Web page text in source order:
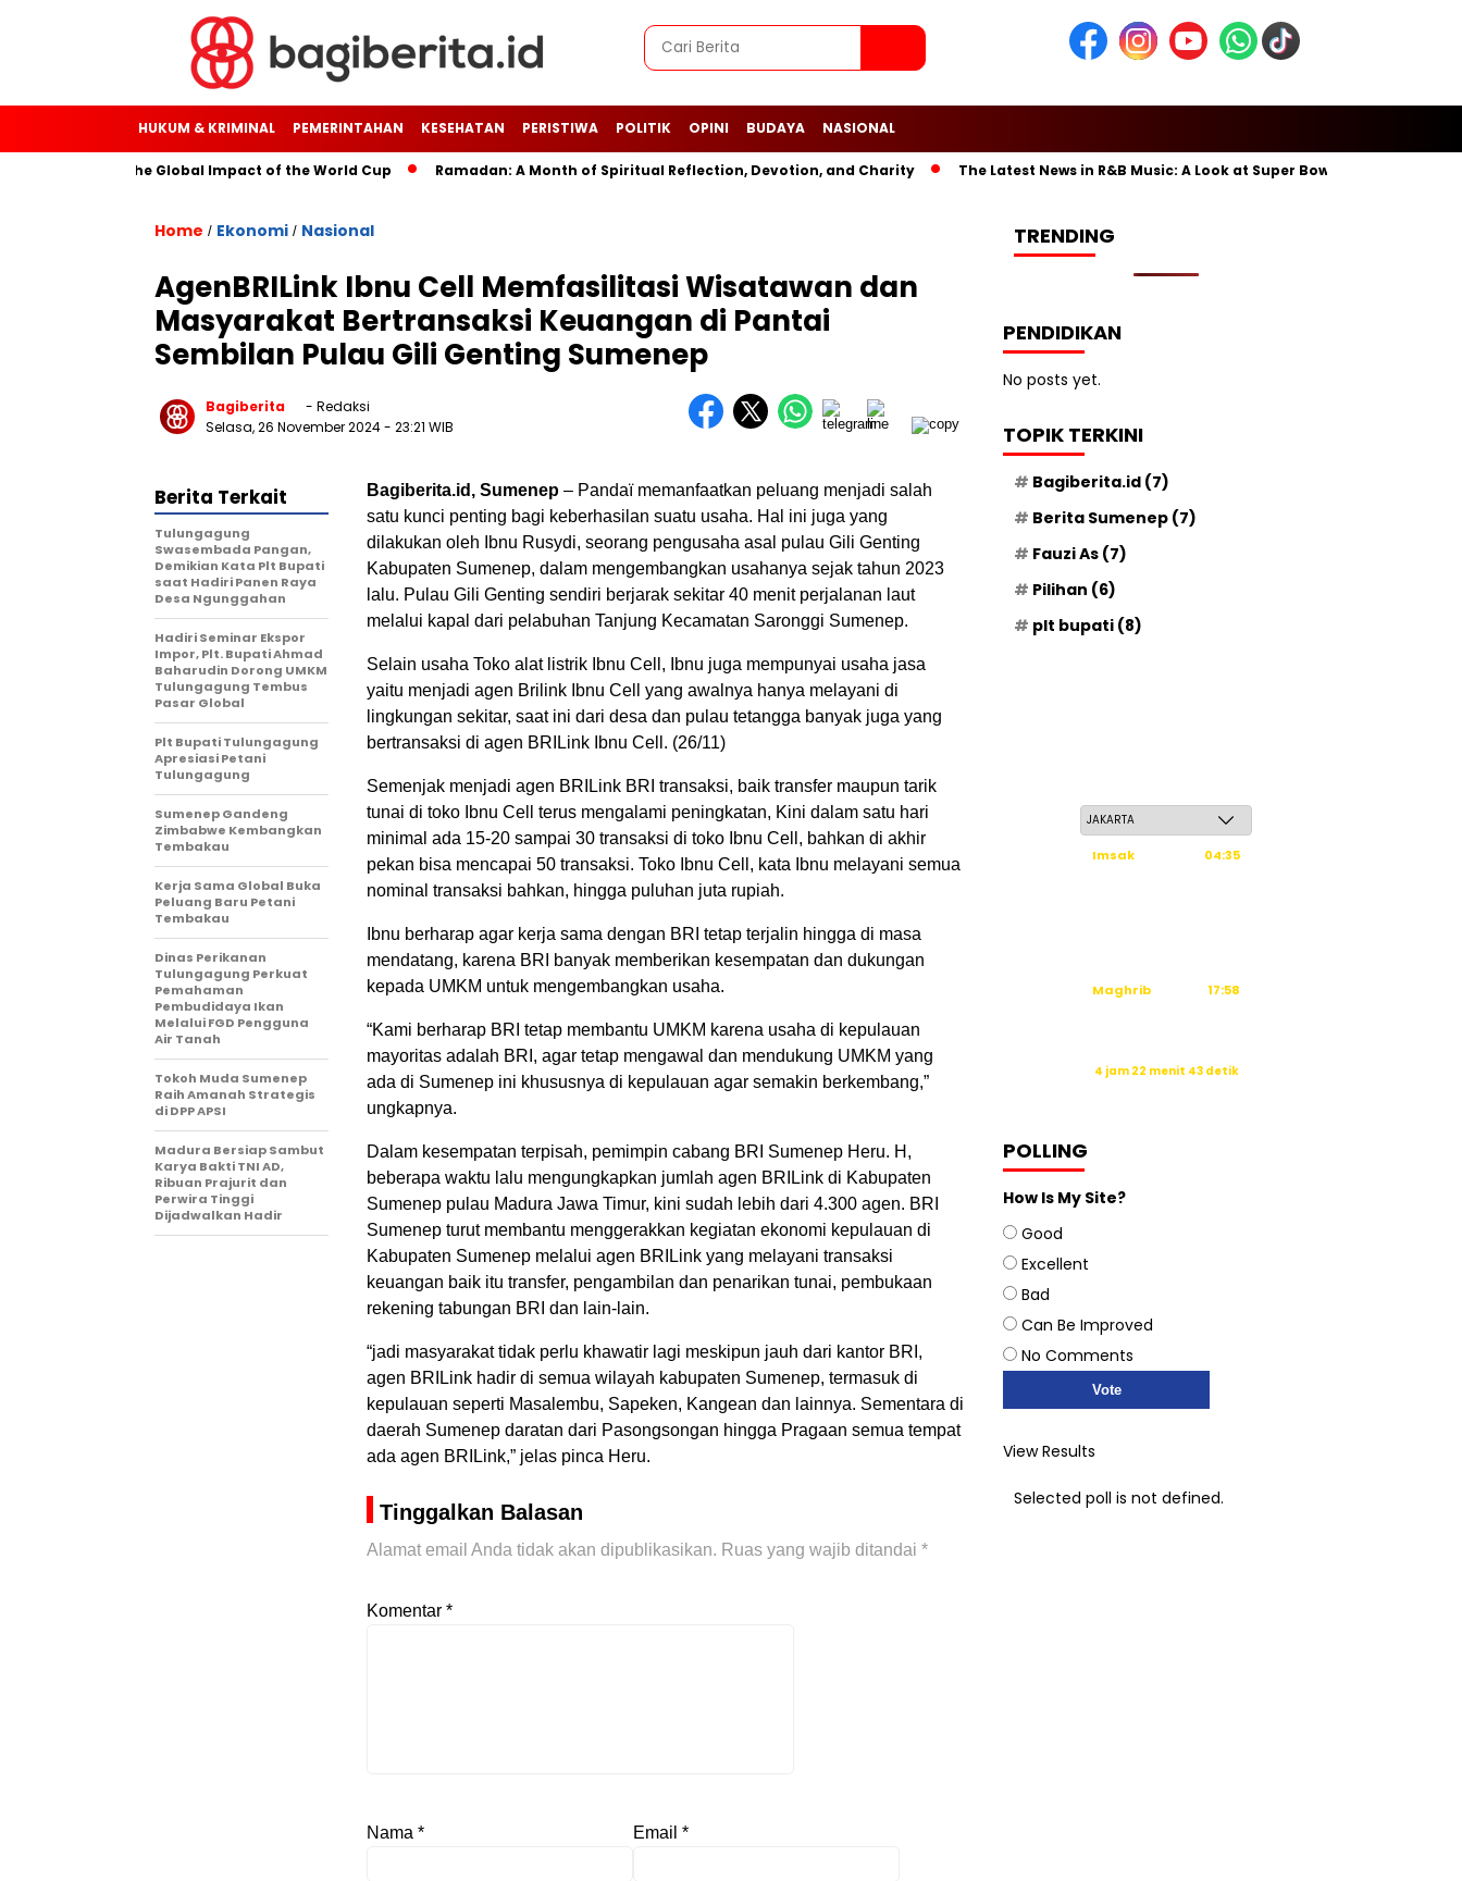
HUKUM & KRIMINAL PEMERINTAHAN KESEHATAN PERISTIWA POLITIK OPINI BUDAYA NASIONAL
Soccer: The Global Impact of the World Cup Ramadan: A Month of Spiritual Reflection, Devotion, and Charity The Latest News in R&B Music: A Look at Super Bowl Performances,
Home / Ekonomi / Nasional
AgenBRILink Ibnu Cell Memfasilitasi Wisatawan dan
Masyarakat Bertransaksi Keuangan di Pantai
Sembilan Pulau Gili Genting Sumenep
Bagiberita
- Redaksi
Selasa, 26 November 2024- 23:21 WIB
Bagiberita.id, Sumenep – Pandaï memanfaatkan peluang menjadi salah
satu kunci penting bagi keberhasilan suatu usaha. Hal ini juga yang
dilakukan oleh Ibnu Rusydi, seorang pengusaha asal pulau Gili Genting
Kabupaten Sumenep, dalam mengembangkan usahanya sejak tahun 2023
lalu. Pulau Gili Genting sendiri berjarak sekitar 40 menit perjalanan laut
melalui kapal dari pelabuhan Tanjung Kecamatan Saronggi Sumenep.
Selain usaha Toko alat listrik Ibnu Cell, Ibnu juga mempunyai usaha jasa
yaitu menjadi agen Brilink Ibnu Cell yang awalnya hanya melayani di
lingkungan sekitar, saat ini dari desa dan pulau tetangga banyak juga yang
bertransaksi di agen BRILink Ibnu Cell. (26/11)
Semenjak menjadi agen BRILink BRI transaksi, baik transfer maupun tarik
tunai di toko Ibnu Cell terus mengalami peningkatan, Kini dalam satu hari
minimal ada 15-20 sampai 30 transaksi di toko Ibnu Cell, bahkan di akhir
pekan bisa mencapai 50 transaksi. Toko Ibnu Cell, kata Ibnu melayani semua
nominal transaksi bahkan, hingga puluhan juta rupiah.
Ibnu berharap agar kerja sama dengan BRI tetap terjalin hingga di masa
mendatang, karena BRI banyak memberikan kesempatan dan dukungan
kepada UMKM untuk mengembangkan usaha.
“Kami berharap BRI tetap membantu UMKM karena usaha di kepulauan
mayoritas adalah BRI, agar tetap mengawal dan mendukung UMKM yang
ada di Sumenep ini khususnya di kepulauan agar semakin berkembang,”
ungkapnya.
Dalam kesempatan terpisah, pemimpin cabang BRI Sumenep Heru. H,
beberapa waktu lalu mengungkapkan jumlah agen BRILink di Kabupaten
Sumenep pulau Madura Jawa Timur, kini sudah lebih dari 4.300 agen. BRI
Sumenep turut membantu menggerakkan kegiatan ekonomi kepulauan di
Kabupaten Sumenep melalui agen BRILink yang melayani transaksi
keuangan baik itu transfer, pengambilan dan penarikan tunai, pembukaan
rekening tabungan BRI dan lain-lain.
“jadi masyarakat tidak perlu khawatir lagi meskipun jauh dari kantor BRI,
agen BRILink hadir di semua wilayah kabupaten Sumenep, termasuk di
kepulauan seperti Masalembu, Sapeken, Kangean dan lainnya. Sementara di
daerah Sumenep daratan dari Pasongsongan hingga Pragaan semua tempat
ada agen BRILink,” jelas pinca Heru.
Tinggalkan Balasan
Alamat email Anda tidak akan dipublikasikan. Ruas yang wajib ditandai *
Komentar *
Nama * Email *
Berita Terkait
Tulungagung
Swasembada Pangan,
Demikian Kata Plt Bupati
saat Hadiri Panen Raya
Desa Ngunggahan
Hadiri Seminar Ekspor
Impor, Plt. Bupati Ahmad
Baharudin Dorong UMKM
Tulungagung Tembus
Pasar Global
Plt Bupati Tulungagung
Apresiasi Petani
Tulungagung
Sumenep Gandeng
Zimbabwe Kembangkan
Tembakau
Kerja Sama Global Buka
Peluang Baru Petani
Tembakau
Dinas Perikanan
Tulungagung Perkuat
Pemahaman
Pembudidaya Ikan
Melalui FGD Pengguna
Air Tanah
Tokoh Muda Sumenep
Raih Amanah Strategis
di DPP APSI
Madura Bersiap Sambut
Karya Bakti TNI AD,
Ribuan Prajurit dan
Perwira Tinggi
Dijadwalkan Hadir
TRENDING
PENDIDIKAN
No posts yet.
TOPIK TERKINI
Bagiberita.id (7)
Berita Sumenep (7)
Fauzi As (7)
Pilihan (6)
plt bupati (8)
Imsak
04:35
Maghrib
17:58
4 jam 22 menit 42 detik
POLLING
How Is My Site?
Good
Excellent
Bad
Can Be Improved
No Comments
View Results
Selected poll is not defined.